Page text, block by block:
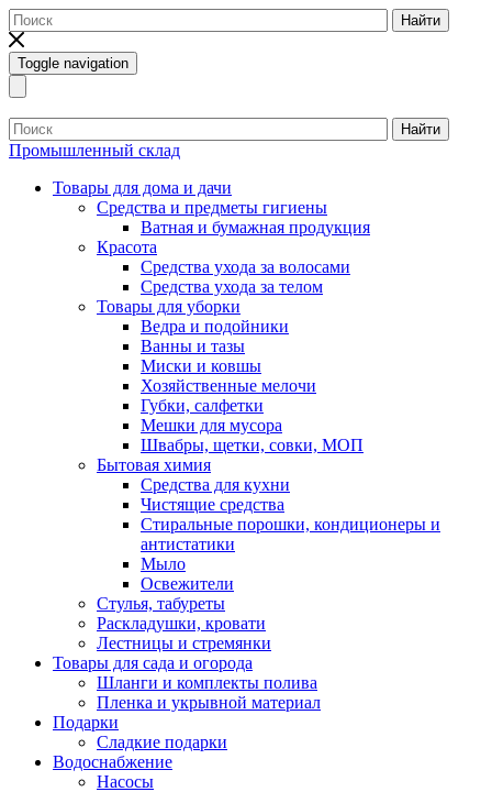
Найти
Toggle navigation
Найти
Промышленный склад
Товары для дома и дачи
Средства и предметы гигиены
Ватная и бумажная продукция
Красота
Средства ухода за волосами
Средства ухода за телом
Товары для уборки
Ведра и подойники
Ванны и тазы
Миски и ковшы
Хозяйственные мелочи
Губки, салфетки
Мешки для мусора
Швабры, щетки, совки, МОП
Бытовая химия
Средства для кухни
Чистящие средства
Стиральные порошки, кондиционеры и
антистатики
Мыло
Освежители
Стулья, табуреты
Раскладушки, кровати
Лестницы и стремянки
Товары для сада и огорода
Шланги и комплекты полива
Пленка и укрывной материал
Подарки
Cладкие подарки
Водоснабжение
Насосы